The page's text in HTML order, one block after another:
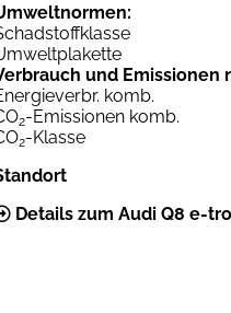
und Emissionen
komb.
2-Emissionen komb.
2-Klasse
Details zum Audi Q8 e-